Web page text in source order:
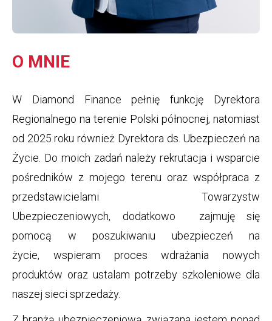
O MNIE
W Diamond Finance pełnię funkcję Dyrektora
Regionalnego na terenie Polski północnej, natomiast
od 2025 roku również Dyrektora ds. Ubezpieczeń na
Życie. Do moich zadań należy rekrutacja i wsparcie
pośredników z mojego terenu oraz współpraca z
przedstawicielami Towarzystw
Ubezpieczeniowych, dodatkowo zajmuję się
pomocą w poszukiwaniu ubezpieczeń na
życie, wspieram proces wdrażania nowych
produktów oraz ustalam potrzeby szkoleniowe dla
naszej sieci sprzedaży.